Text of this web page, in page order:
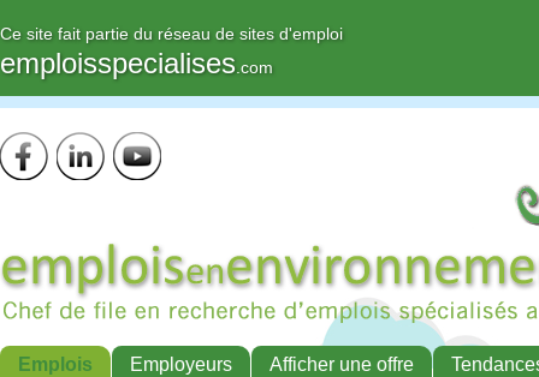
Ce site fait partie du réseau de sites d'emploi
emploisspecialises .com
Emplois Employeurs Afficher une offre